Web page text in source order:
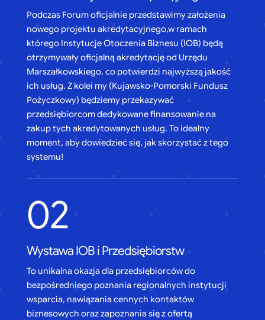
Podczas Forum oficjalnie przedstawimy założenia
nowego projektu akredytacyjnego,w ramach
którego Instytucje Otoczenia Biznesu (IOB) będą
otrzymywały oficjalną akredytację od Urzędu
Marszałkowskiego, co potwierdzi najwyższą jakość
ich usług. Z kolei my (Kujawsko-Pomorski Fundusz
Pożyczkowy) będziemy przekazywać
przedsiębiorcom dedykowane finansowanie na
zakup tych akredytowanych usług. To idealny
moment, aby dowiedzieć się, jak skorzystać z tego
systemu!
02
Wystawa IOB i Przedsiębiorstw
To unikalna okazja dla przedsiębiorców do
bezpośredniego poznania regionalnych instytucji
wsparcia, nawiązania cennych kontaktów
biznesowych oraz zapoznania się z ofertą